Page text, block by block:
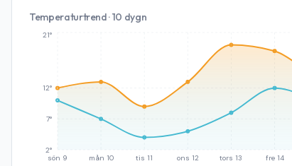
Temperaturtrend · 10 dygn
sön 9 mån 10 tis 11 ons 12 tors 13 fre 14
2°
7°
12°
21°